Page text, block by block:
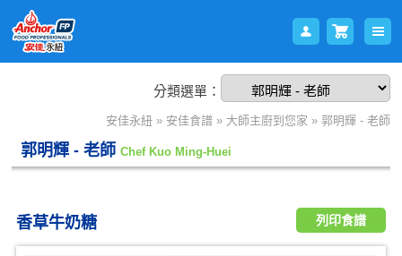
分類選單：
安佳永紐» 安佳食譜» 大師主廚到您家 » 郭明輝 - 老師
郭明輝 - 老師 Chef Kuo Ming-Huei
香草牛奶糖 列印食譜